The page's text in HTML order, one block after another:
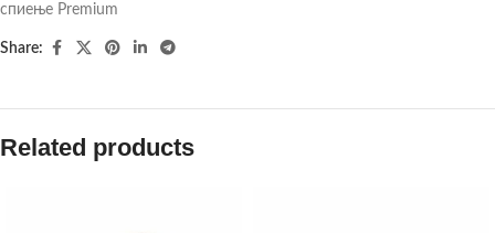
спиење Premium
Share:
Related products